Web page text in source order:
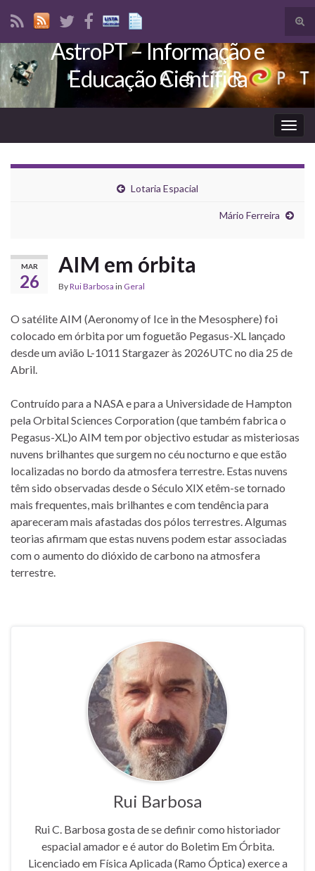
Search for:
AstroPT – Informação e
Educação Científica
Lotaria Espacial
Mário Ferreira
MAR
26
AIM em órbita
ByRui Barbosa in Geral
O satélite AIM (Aeronomy of Ice in the Mesosphere) foi
colocado em órbita por um foguetão Pegasus-XL lançado
desde um avião L-1011 Stargazer às 2026UTC no dia 25 de
Abril.
Contruído para a NASA e para a Universidade de Hampton
pela Orbital Sciences Corporation (que também fabrica o
Pegasus-XL)o AIM tem por objectivo estudar as misteriosas
nuvens brilhantes que surgem no céu nocturno e que estão
localizadas no bordo da atmosfera terrestre. Estas nuvens
têm sido observadas desde o Século XIX etêm-se tornado
mais frequentes, mais brilhantes e com tendência para
apareceram mais afastadas dos pólos terrestres. Algumas
teorias afirmam que estas nuvens podem estar associadas
com o aumento do dióxido de carbono na atmosfera
terrestre.
Rui Barbosa
Rui C. Barbosa gosta de se definir como historiador
espacial amador e é autor do Boletim Em Órbita.
Licenciado em Física Aplicada (Ramo Óptica) exerce a